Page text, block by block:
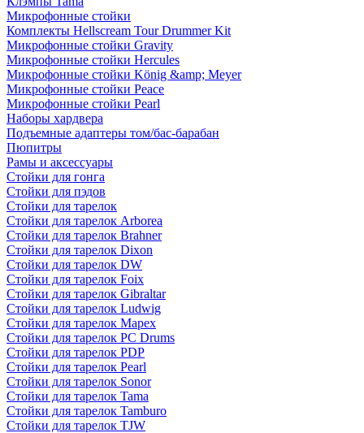
Микрофонные стойки
Комплекты Hellscream Tour Drummer Kit
Микрофонные стойки Gravity
Микрофонные стойки Hercules
Микрофонные стойки König &amp; Meyer
Микрофонные стойки Peace
Микрофонные стойки Pearl
Наборы хардвера
Подъемные адаптеры том/бас-барабан
Пюпитры
Рамы и аксессуары
Стойки для гонга
Стойки для пэдов
Стойки для тарелок
Стойки для тарелок Arborea
Стойки для тарелок Brahner
Стойки для тарелок Dixon
Стойки для тарелок DW
Стойки для тарелок Foix
Стойки для тарелок Gibraltar
Стойки для тарелок Ludwig
Стойки для тарелок Mapex
Стойки для тарелок PC Drums
Стойки для тарелок PDP
Стойки для тарелок Pearl
Стойки для тарелок Sonor
Стойки для тарелок Tama
Стойки для тарелок Tamburo
Стойки для тарелок TJW